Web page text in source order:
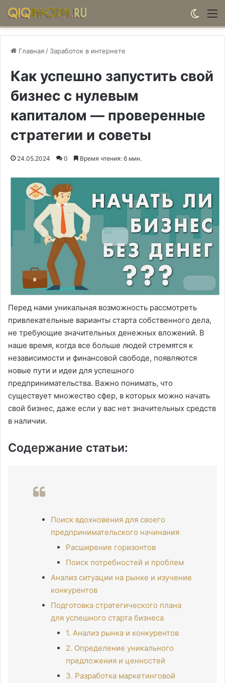
Главная / Заработок в интернете
Как успешно запустить свой
бизнес с нулевым
капиталом — проверенные
стратегии и советы
24.05.2024 0 Время чтения: 6 мин.
Перед нами уникальная возможность рассмотреть
привлекательные варианты старта собственного дела,
не требующие значительных денежных вложений. В
наше время, когда все больше людей стремятся к
независимости и финансовой свободе, появляются
новые пути и идеи для успешного
предпринимательства. Важно понимать, что
существует множество сфер, в которых можно начать
свой бизнес, даже если у вас нет значительных средств
в наличии.
Содержание статьи:
Поиск вдохновения для своего
предпринимательского начинания
Расширение горизонтов
Поиск потребностей и проблем
Анализ ситуации на рынке и изучение
конкурентов
Подготовка стратегического плана
для успешного старта бизнеса
1. Анализ рынка и конкурентов
2. Определение уникального
предложения и ценностей
3. Разработка маркетинговой